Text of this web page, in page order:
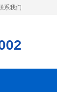
系我们